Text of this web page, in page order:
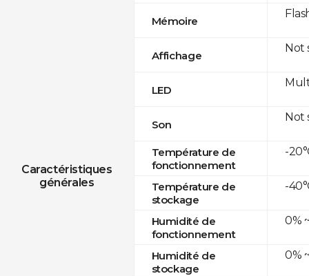
Caractéristiques
générales
Mémoire
Affichage
LED
Son
Température de
fonctionnement
Température de
stockage
Humidité de
fonctionnement
Humidité de
stockage
Not
Not
-
-
0%
0%